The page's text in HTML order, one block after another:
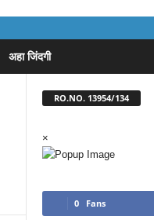
अहा जिंदगी
RO.NO. 13954/134
×
0 Fans